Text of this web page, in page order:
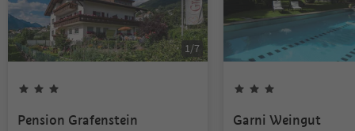
1/7
Pension Grafenstein Garni Weingut